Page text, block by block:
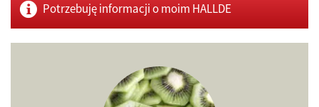
Potrzebuję informacji o moim HALLDE